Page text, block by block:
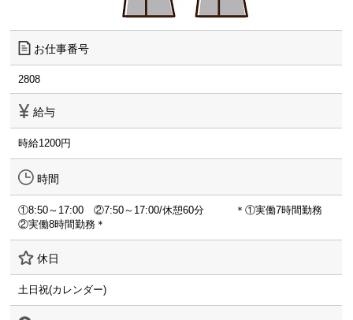
お仕事番号
2808
給与
時給1200円
時間
①8:50～17:00 ②7:50～17:00/休憩60分 ＊①実働7時間勤務
②実働8時間勤務＊
休日
土日祝(カレンダー)